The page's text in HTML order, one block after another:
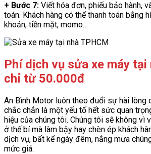
+ Bước 7: Viết hóa đơn, phiếu bảo hành,
toán. Khách hàng có thể thanh toán bằng
khoản, tiền mặt, momo…
Phí dịch vụ sửa xe máy tại
chỉ từ 50.000đ
An Bình Motor luôn theo đuổi sự hài lòng
chắc chắn là một yếu tố hết sức quan
hiệu của chúng tôi. Chúng tôi sẽ không vì
ở thế bí mà làm bậy hay chèn ép khách
dịch vụ, bất kể ngày đêm, nắng mưa
mức giá.